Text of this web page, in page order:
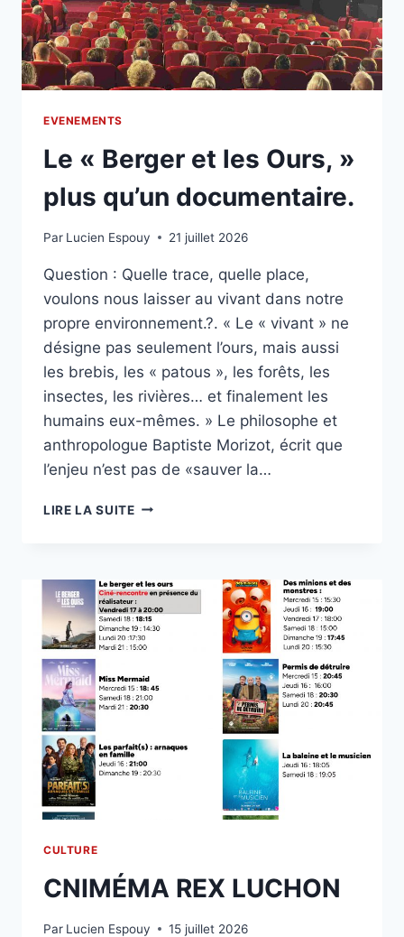
EVENEMENTS
Le « Berger et les Ours, »
plus qu’un documentaire.
Par Lucien Espouy 21 juillet 2026
Question : Quelle trace, quelle place,
voulons nous laisser au vivant dans notre
propre environnement.?. « Le « vivant » ne
désigne pas seulement l’ours, mais aussi
les brebis, les « patous », les forêts, les
insectes, les rivières… et finalement les
humains eux-mêmes. » Le philosophe et
anthropologue Baptiste Morizot, écrit que
l’enjeu n’est pas de «sauver la…
LIRE LA SUITELE
OURS, »
PLUS
QU’UN
DOCUMENTAIRE.
CULTURE
CNIMÉMA REX LUCHON
Par Lucien Espouy 15 juillet 2026